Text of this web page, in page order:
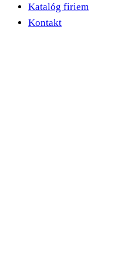
Katalóg firiem
Kontakt